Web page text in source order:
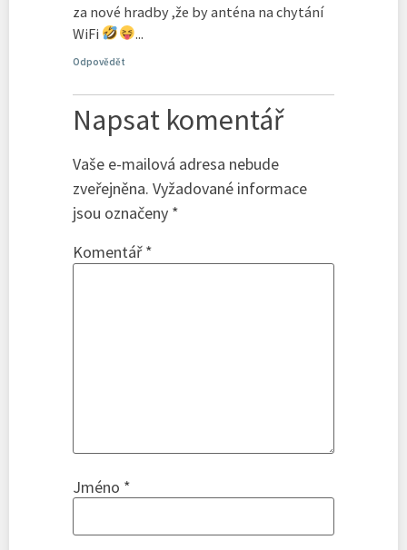
za nové hradby ,že by anténa na chytání
WiFi
...
Odpovědět
Napsat komentář
Vaše e-mailová adresa nebude
zveřejněna. Vyžadované informace
jsou označeny *
Komentář*
Jméno *